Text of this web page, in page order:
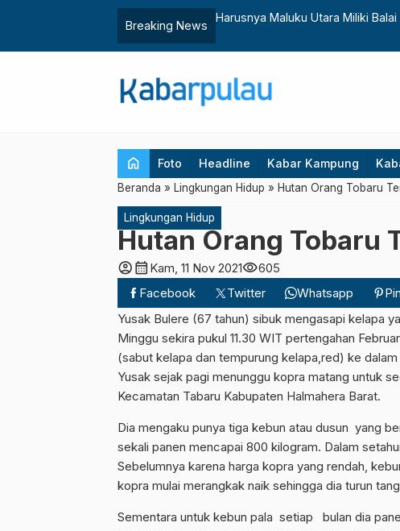
Breaking News
Harusnya Maluku Utara
home Foto Headline Kabar Kampung
Beranda » Lingkungan Hidup » Hutan Orang Tobaru
Lingkungan Hidup
Hutan Orang Tobaru
account_circlecalendar_month Kam, 11 Nov 2021visibility605
Facebook
Twitter Whatsapp
Yusak Bulere (67 tahun) sibuk mengasapi kelapa
Minggu sekira pukul 11.30 WIT pertengahan
(sabut kelapa dan tempurung kelapa,red) ke
Yusak sejak pagi menunggu kopra matang untuk
Kecamatan Tabaru Kabupaten Halmahera Barat.
Dia mengaku punya tiga kebun atau dusun yang
sekali panen mencapai 800 kilogram. Dalam
Sebelumnya karena harga kopra yang rendah,
kopra mulai merangkak naik sehingga dia turun
Sementara untuk kebun pala setiap bulan dia